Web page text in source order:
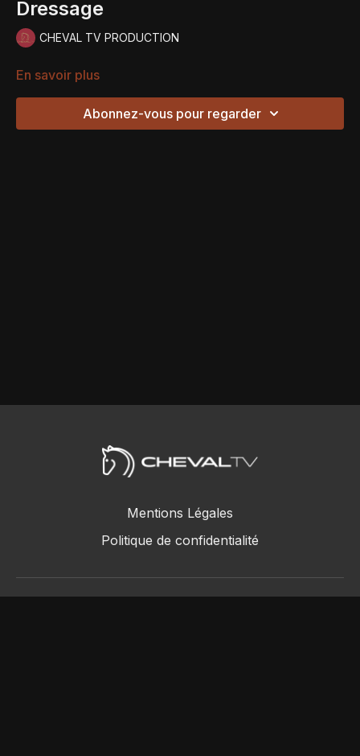
Dressage
CHEVAL TV PRODUCTION
En savoir plus
Abonnez-vous pour regarder
Mentions Légales
Politique de confidentialité